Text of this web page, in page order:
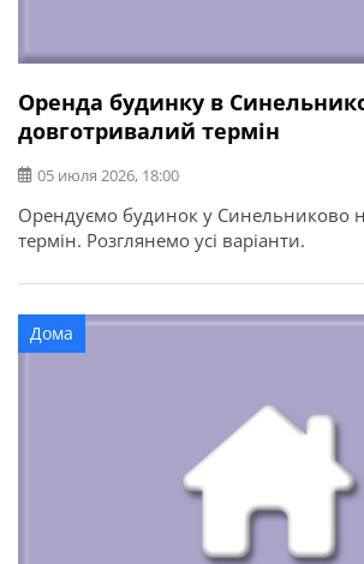
Оренда будинку в
довготривалий термін
05 июля 2026, 18:00
Орендуємо будинок у Синельниково
термін. Розглянемо усі варіанти.
Дома